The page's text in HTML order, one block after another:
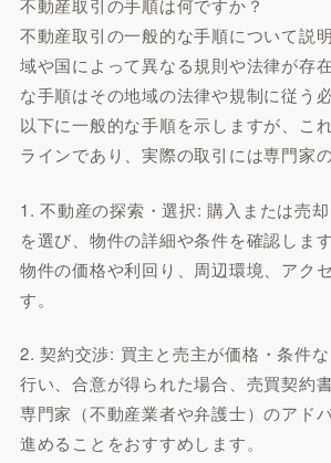
不動産取引の手順は何ですか？
不動産取引の一般的な手順について説
域や国によって異なる規則や法律が存
な手順はその地域の法律や規制に従う
以下に一般的な手順を示しますが、こ
ラインであり、実際の取引には専門家
1. 不動産の探索・選択: 購入または売
を選び、物件の詳細や条件を確認します
物件の価格や利回り、周辺環境、アク
す。
2. 契約交渉: 買主と売主が価格・条件
行い、合意が得られた場合、売買契約
専門家（不動産業者や弁護士）のアド
進めることをおすすめします。